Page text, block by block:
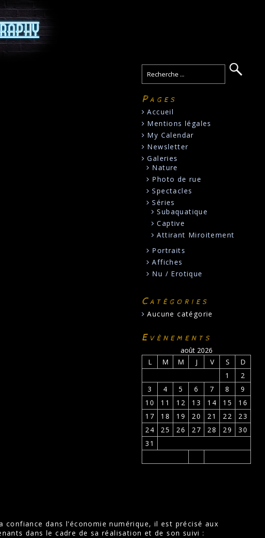
Pages
Accueil
Mentions légales
My Calendar
Newsletter
Galeries
Nature
Photo de rue
Spectacles
Séries
Subaquatique
Captive
Attirant Miroitement
Portraits
Affiches
Nu / Erotique
Catégories
Aucune catégorie
Evènements
août 2026
L
M M J V S
D
1
2
3
4 5 6 7 8
9
10
11 12 13 14 15
16
17
18 19 20 21 22
23
24
25 26 27 28 29
30
31
dans l’économie numérique, il est précisé aux
dans le cadre de sa réalisation et de son suivi :